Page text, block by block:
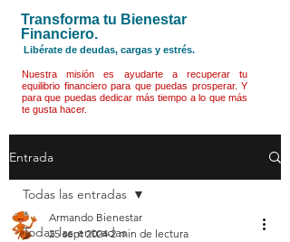
Transforma tu Bienestar
Financiero.
Libérate de deudas, cargas y estrés.
Nuestra misión es ayudarte a recuperar tu
equilibrio financiero para que puedas prosperar. Y
para que puedas dedicar más tiempo a lo que más
te gusta hacer.
Entrada
Todas las entradas
Todas las entradas
Armando Bienestar
25 sept 2024 2 min de lectura